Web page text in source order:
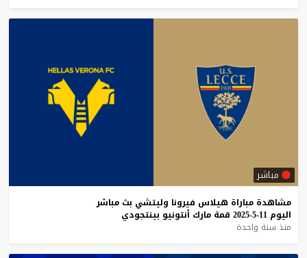
مباشر
مشاهدة مباراة هيلاس فيرونا وليتشي بث مباشر
اليوم 11-5-2025 قمة مارك أنتونيو بينتجودي
منذ سنة واحدة